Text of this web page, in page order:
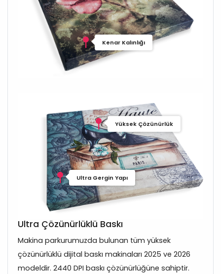
Kenar Kalınlığı
Yüksek Çözünürlük
Ultra Gergin Yapı
Ultra Çözünürlüklü Baskı
Makina parkurumuzda bulunan tüm yüksek
çözünürlüklü dijital baskı makinaları 2025 ve 2026
modeldir. 2440 DPI baskı çözünürlüğüne sahiptir.